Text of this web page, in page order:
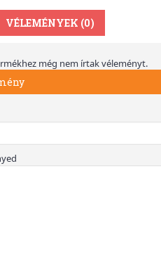
VÉLEMÉNYEK (0)
még nem írtak véleményt.